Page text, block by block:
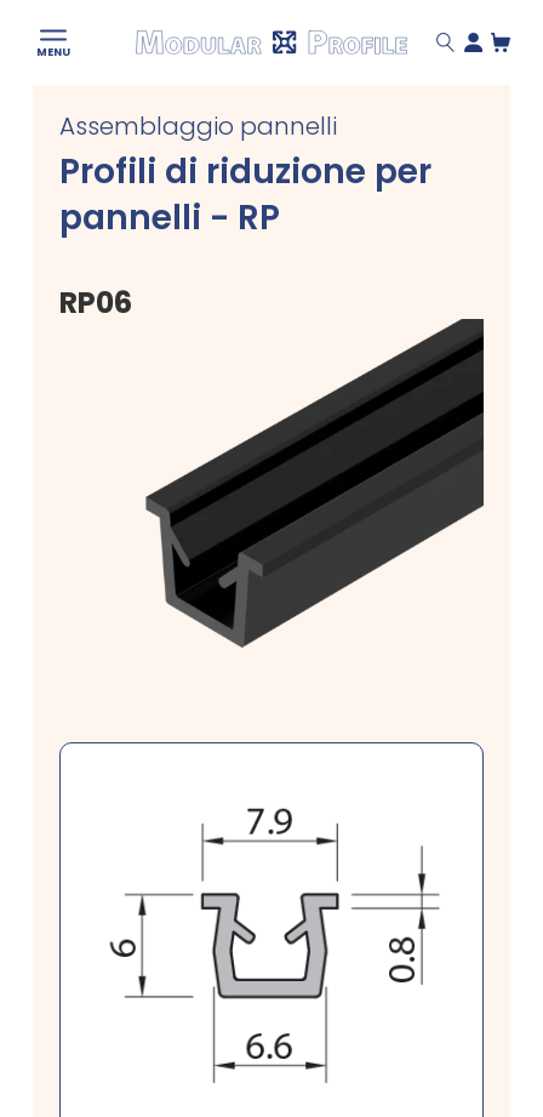
content
MENU
Modular
Assemblaggio pannelli
Profili di riduzione per
pannelli - RP
RP06